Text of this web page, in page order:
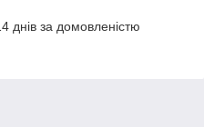
днів за домовленістю